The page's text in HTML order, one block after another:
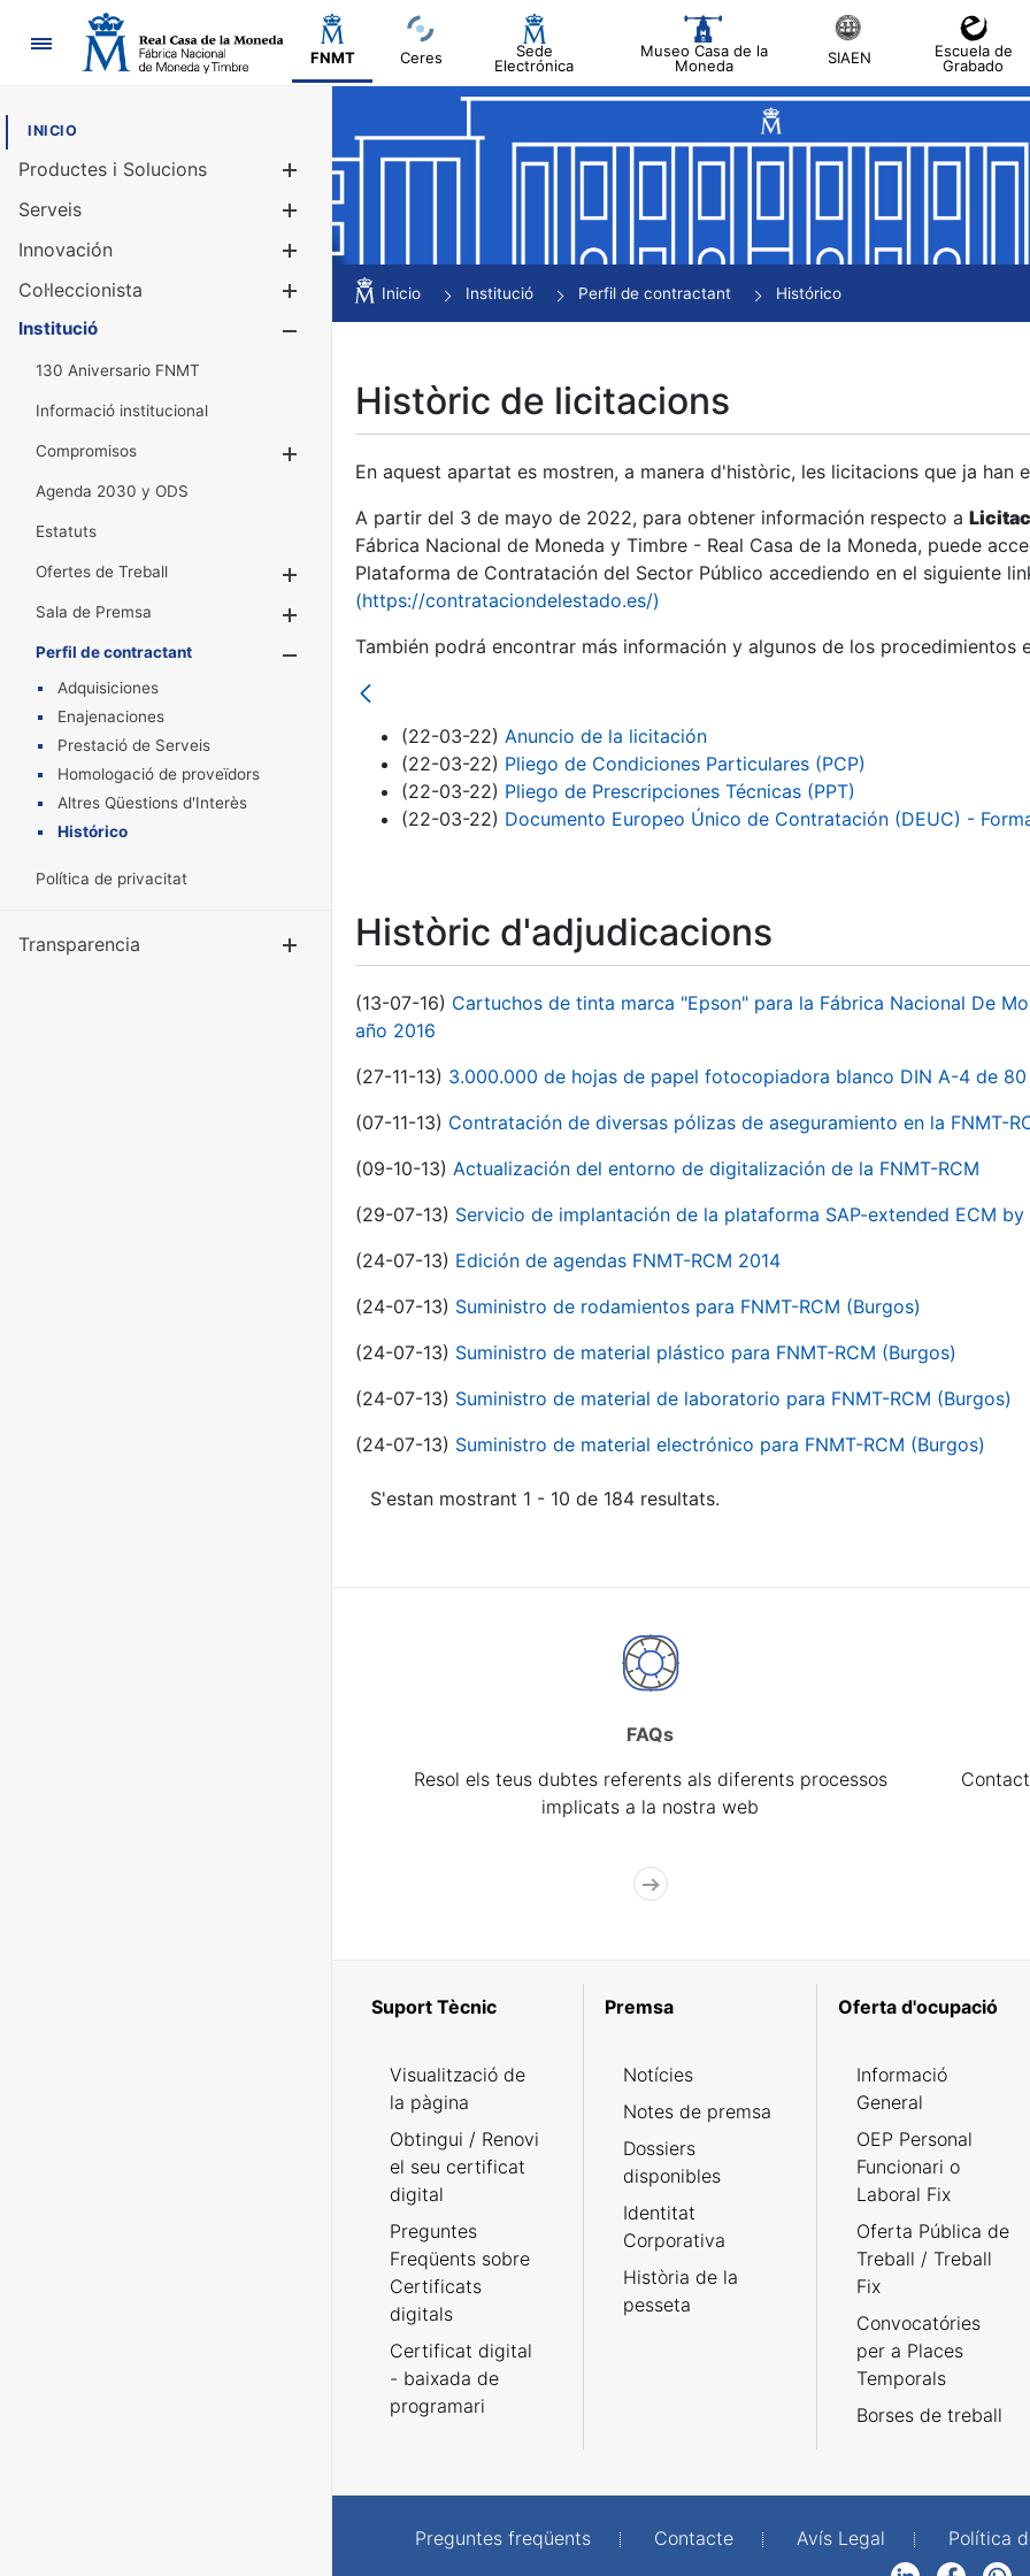
Navegació
FNMT Ceres
Sede
Electrónica
Museo Casa de la
Moneda
SIAEN
Escuela de
Grabado
INICIO
Productes i Solucions
Mostra/Amaga
Serveis
Innovación
Col·leccionista
Mostra/Amaga
Institució
130 Aniversario FNMT
Informació institucional
Compromisos
Agenda 2030 y ODS
Estatuts
Ofertes de Treball
Mostra/Amaga
Sala de Premsa
Mostra/Amaga
Perfil de contractant
Mostra/Amaga
Adquisiciones
Enajenaciones
Prestació de Serveis
Homologació de proveïdors
Altres Qüestions d'Interès
Histórico
Política de privacitat
Transparencia Mostra/Amaga
Inicio Institució Perfil de contractant Histórico
Històric de licitacions
En aquest apartat es mostren, a manera d'històric, les licitacions que ja
A partir del 3 de mayo de 2022, para obtener información respecto a
Fábrica Nacional de Moneda y Timbre - Real Casa de la Moneda, puede
Plataforma de Contratación del Sector Público accediendo en el siguiente
(https://contrataciondelestado.es/)
También podrá encontrar más información y algunos de los procedimientos
(22-03-22) Anuncio de la licitación
(22-03-22) Pliego de Condiciones Particulares (PCP)
(22-03-22) Pliego de Prescripciones Técnicas (PPT)
(22-03-22) Documento Europeo Único de Contratación (DEUC) -
Històric d'adjudicacions
(13-07-16) Cartuchos de tinta marca "Epson" para la Fábrica Nacional De
año 2016
(27-11-13) 3.000.000 de hojas de papel fotocopiadora blanco DIN A-4 de 80
(07-11-13) Contratación de diversas pólizas de aseguramiento en la FNMT-
(09-10-13) Actualización del entorno de digitalización de la FNMT-RCM
(29-07-13) Servicio de implantación de la plataforma SAP-extended ECM by
(24-07-13) Edición de agendas FNMT-RCM 2014
(24-07-13) Suministro de rodamientos para FNMT-RCM (Burgos)
(24-07-13) Suministro de material plástico para FNMT-RCM (Burgos)
(24-07-13) Suministro de material de laboratorio para FNMT-RCM (Burgos)
(24-07-13) Suministro de material electrónico para FNMT-RCM (Burgos)
S'estan mostrant 1 - 10 de 184 resultats.
FAQs
Resol els teus dubtes referents als diferents processos
implicats a la nostra web
Suport Tècnic
Visualització de
la pàgina
Obtingui / Renovi
el seu certificat
digital
Preguntes
Freqüents sobre
Certificats
digitals
Certificat digital
- baixada de
programari
Premsa
Notícies
Notes de premsa
Dossiers
disponibles
Identitat
Corporativa
Història de la
pesseta
Oferta d'ocupació
Informació
General
OEP Personal
Funcionari o
Laboral Fix
Oferta Pública de
Treball / Treball
Fix
Convocatóries
per a Places
Temporals
Borses de treball
Preguntes freqüents Contacte Avís Legal Política